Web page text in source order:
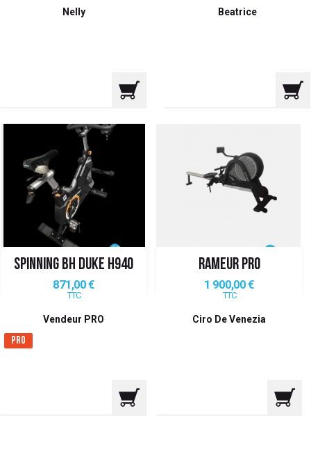
Nelly Beatrice
SPINNING BH DUKE H940
Prix
871,00 €
TTC
Vendeur PRO
Pro
RAMEUR PRO
Prix
1 900,00 €
TTC
Ciro De Venezia